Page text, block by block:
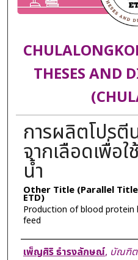
THESES AND
การผลิตโปรตี
จากเลือดเพื่อ
น้ำ
Other Title (Parallel
ETD)
Production of blood protein
feed
Author
เพ็ญศิริ ธำรงลักษณ์, บัณฑิต